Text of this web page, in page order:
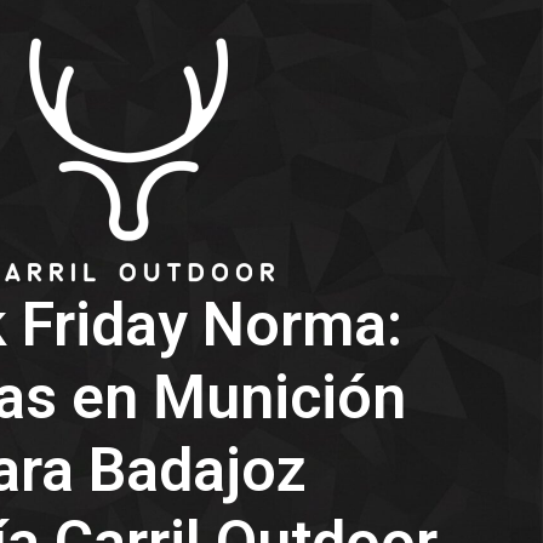
Friday Norma:
en Munición
Badajoz